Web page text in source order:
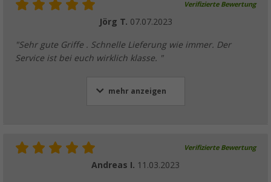
Verifizierte Bewertung
Jörg T. 07.07.2023
"Sehr gute Griffe . Schnelle Lieferung wie immer. Der
Service ist bei euch wirklich klasse. "
mehr anzeigen
Verifizierte Bewertung
Andreas I. 11.03.2023